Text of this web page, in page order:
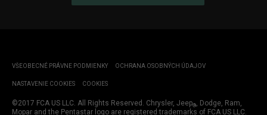
VŠEOBECNÉ PRÁVNE PODMIENKY OCHRANA OSOBNÝCH ÚDAJOV
NASTAVENIE COOKIES COOKIES
©2017 FCA US LLC. All Rights Reserved. Chrysler, Jeep®, Dodge, Ram,
Mopar and the Pentastar logo are registered trademarks of FCA US LLC.